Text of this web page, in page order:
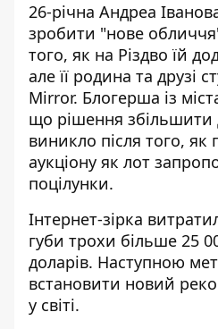
26-річна Андреа
зробити "нове
того, як на Різдво їй
але її родина та друзі
Mirror. Блогерша із
що рішення збільшити
виникло після того, як
аукціону як лот
поцілунки.
Інтернет-зірка
губи трохи більше 25
доларів. Наступною
встановити новий
у світі.